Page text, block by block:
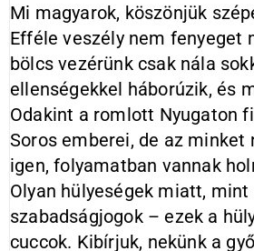
Mi magyarok, köszönjük
Efféle veszély nem fenyeget
bölcs vezérünk csak nála
ellenségekkel háborúzik, és
Odakint a romlott Nyugaton
Soros emberei, de az minket
igen, folyamatban vannak
Olyan hülyeségek miatt, mint
szabadságjogok – ezek a
cuccok. Kibírjuk, nekünk a